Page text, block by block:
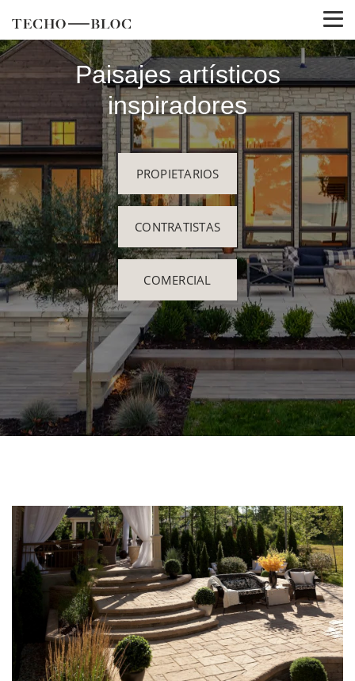
Paisajes artísticos
inspiradores
PROPIETARIOS
CONTRATISTAS
COMERCIAL